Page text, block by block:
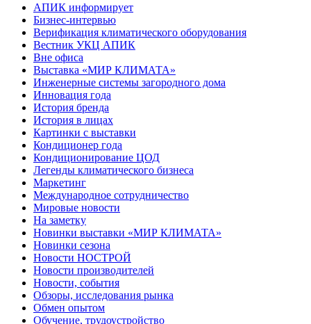
АПИК информирует
Бизнес-интервью
Верификация климатического оборудования
Вестник УКЦ АПИК
Вне офиса
Выставка «МИР КЛИМАТА»
Инженерные системы загородного дома
Инновация года
История бренда
История в лицах
Картинки с выставки
Кондиционер года
Кондиционирование ЦОД
Легенды климатического бизнеса
Маркетинг
Международное сотрудничество
Мировые новости
На заметку
Новинки выставки «МИР КЛИМАТА»
Новинки сезона
Новости НОСТРОЙ
Новости производителей
Новости, события
Обзоры, исследования рынка
Обмен опытом
Обучение, трудоустройство